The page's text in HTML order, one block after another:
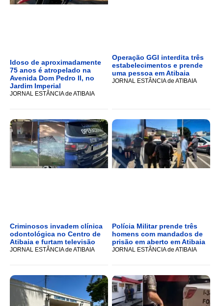
Idoso de aproximadamente
75 anos é atropelado na
Avenida Dom Pedro II, no
Jardim Imperial
JORNAL ESTÂNCIA de ATIBAIA
Operação GGI interdita três
estabelecimentos e prende
uma pessoa em Atibaia
JORNAL ESTÂNCIA de ATIBAIA
Criminosos invadem clínica
odontológica no Centro de
Atibaia e furtam televisão
JORNAL ESTÂNCIA de ATIBAIA
Polícia Militar prende três
homens com mandados de
prisão em aberto em Atibaia
JORNAL ESTÂNCIA de ATIBAIA